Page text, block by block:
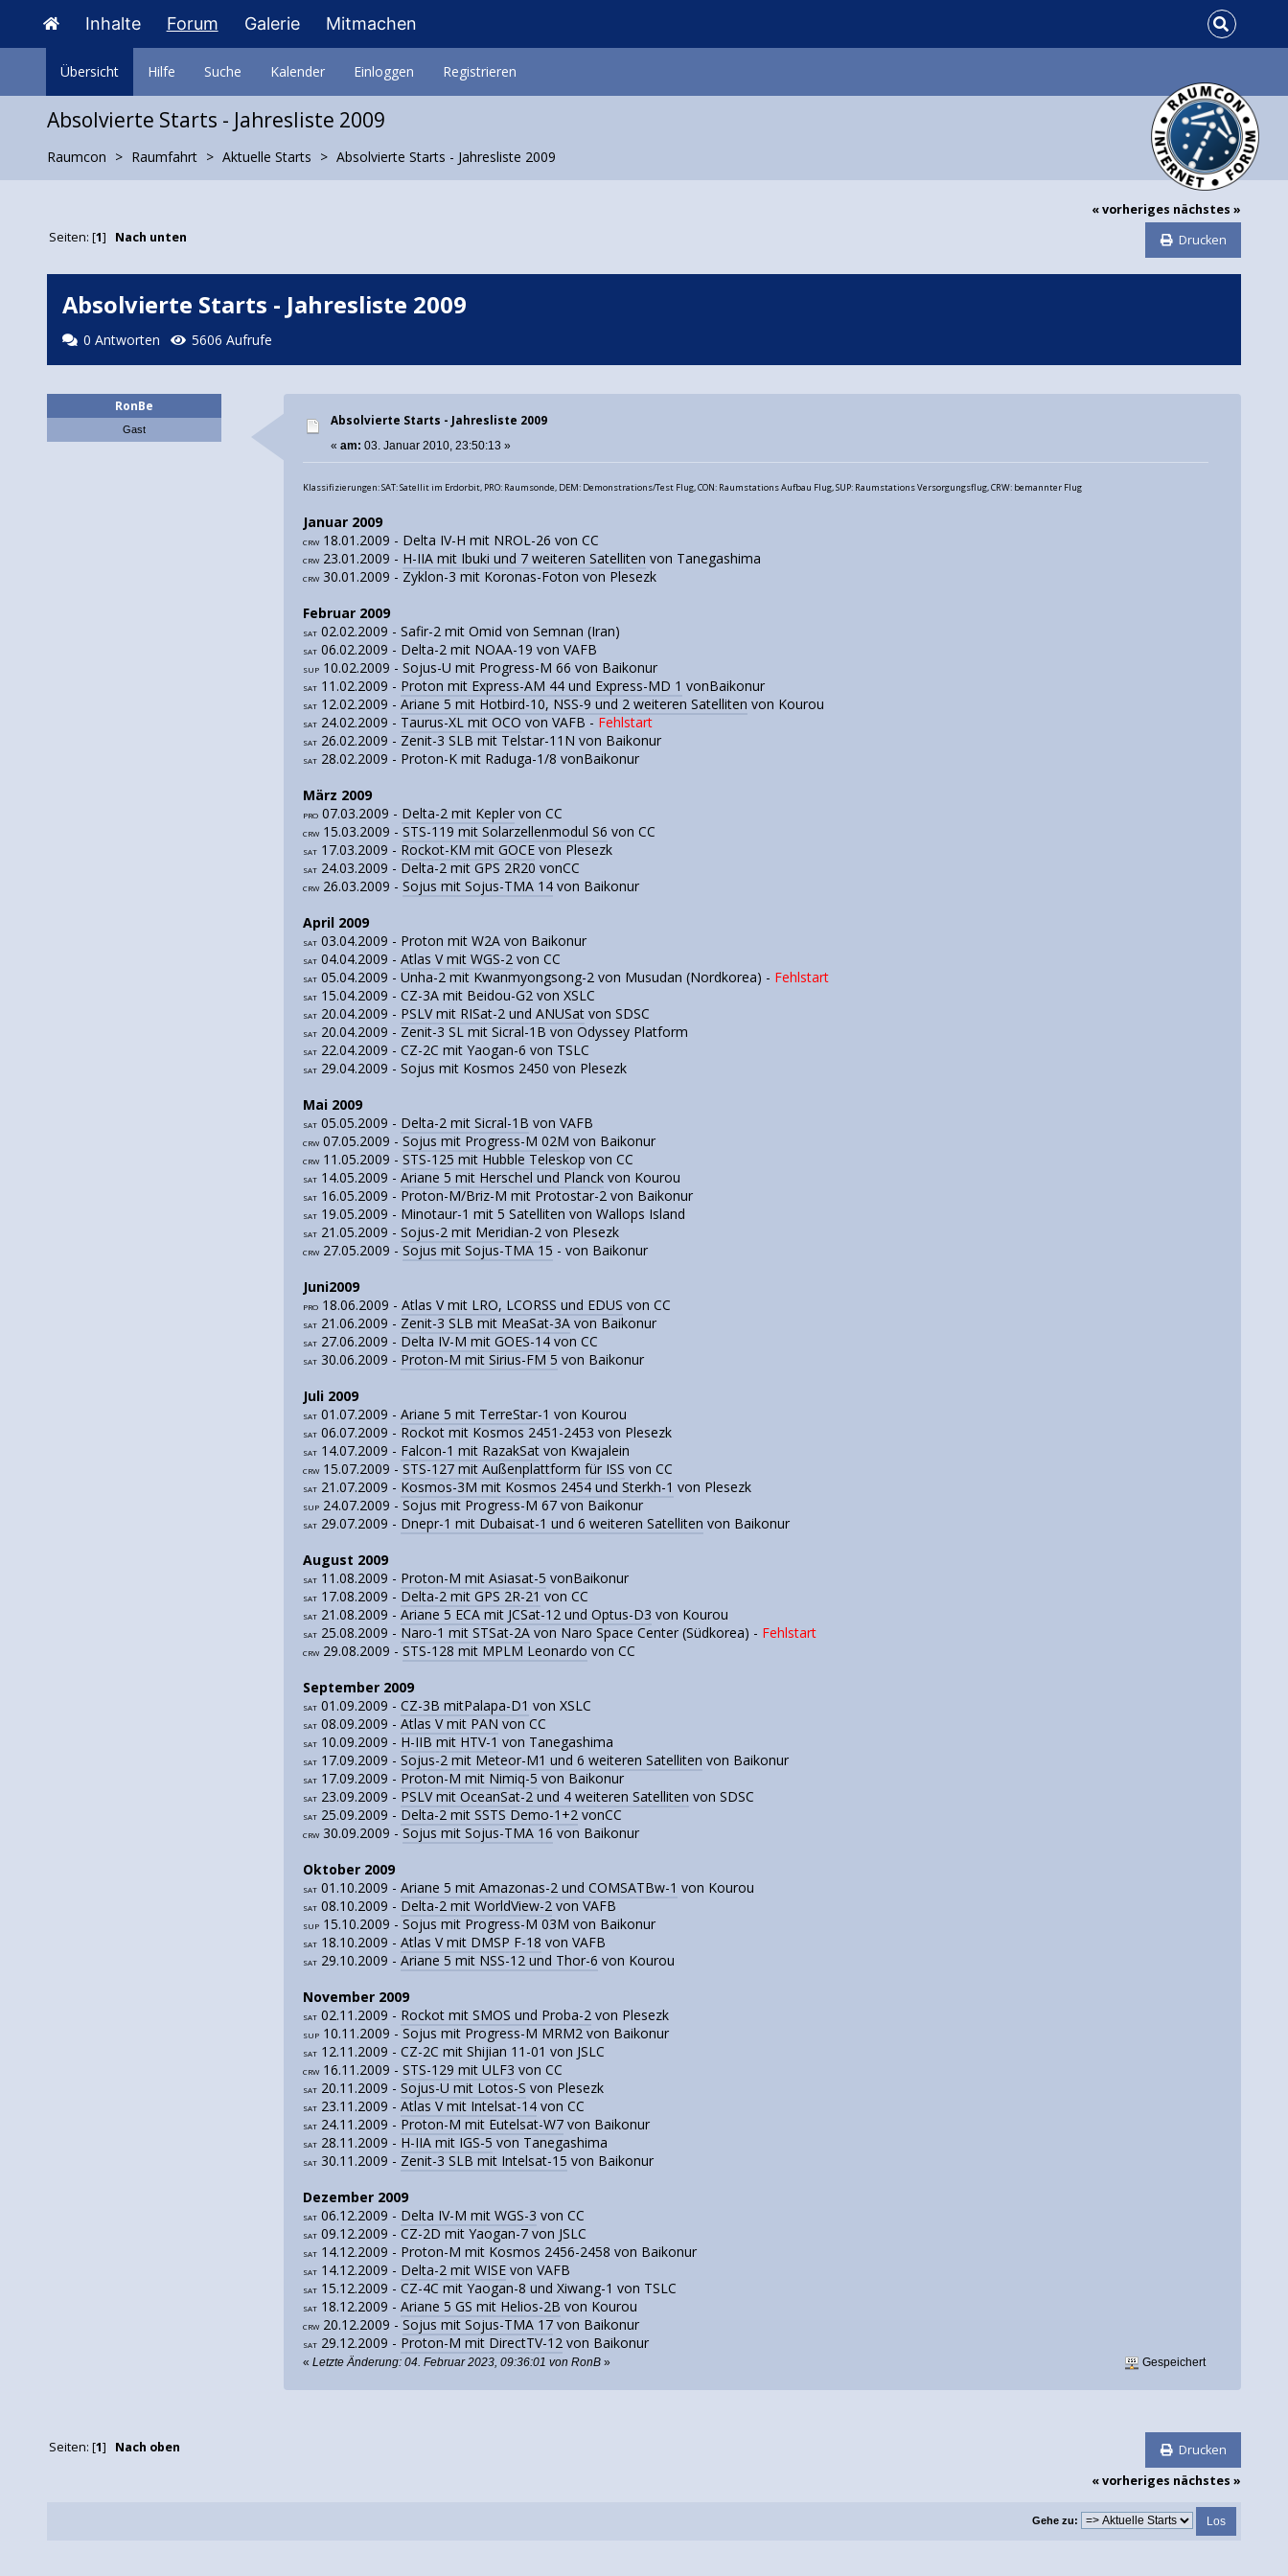
Inhalte Forum Galerie Mitmachen
Übersicht Hilfe Suche Kalender Einloggen Registrieren
Absolvierte Starts - Jahresliste 2009
Raumcon Raumfahrt Aktuelle Starts Absolvierte Starts - Jahresliste 2009
« vorheriges nächstes »
Drucken
Seiten: [1] Nach unten
Absolvierte Starts - Jahresliste 2009
0 Antworten 5606 Aufrufe
RonBe
Gast
Absolvierte Starts - Jahresliste 2009
«am: 03. Januar 2010, 23:50:13 »
Klassifizierungen: SAT: Satellit im Erdorbit, PRO: Raumsonde, DEM: Demonstrations/Test Flug, CON: Raumstations Aufbau Flug, SUP: Raumstations Versorgungsflug, CRW: bemannter Flug
Januar 2009
CRW18.01.2009 - Delta IV-H mit NROL-26 von CC
CRW23.01.2009 - H-IIA mit Ibuki und 7 weiteren Satelliten von Tanegashima
CRW30.01.2009 - Zyklon-3 mit Koronas-Foton von Plesezk
Februar 2009
SAT 02.02.2009 - Safir-2 mit Omid von Semnan (Iran)
SAT 06.02.2009 - Delta-2 mit NOAA-19 von VAFB
SUP 10.02.2009 - Sojus-U mit Progress-M 66 von Baikonur
SAT 11.02.2009 - Proton mit Express-AM 44 und Express-MD 1 vonBaikonur
SAT 12.02.2009 -Ariane 5 mit Hotbird-10, NSS-9 und 2 weiteren Satelliten von Kourou
SAT 24.02.2009 - Taurus-XL mit OCO von VAFB - Fehlstart
SAT 26.02.2009 - Zenit-3 SLB mit Telstar-11N von Baikonur
SAT 28.02.2009 - Proton-K mit Raduga-1/8 vonBaikonur
März 2009
PRO 07.03.2009 - Delta-2 mit Kepler von CC
CRW15.03.2009 -STS-119 mit Solarzellenmodul S6 von CC
SAT 17.03.2009 - Rockot-KM mit GOCE von Plesezk
SAT 24.03.2009 - Delta-2 mit GPS 2R20 vonCC
CRW26.03.2009 -Sojus mit Sojus-TMA 14 von Baikonur
April 2009
SAT 03.04.2009 - Proton mit W2A von Baikonur
SAT 04.04.2009 -Atlas V mit WGS-2 von CC
SAT 05.04.2009 - Unha-2 mit Kwanmyongsong-2 von Musudan (Nordkorea) - Fehlstart
SAT 15.04.2009 - CZ-3A mit Beidou-G2 von XSLC
SAT 20.04.2009 - PSLV mit RISat-2 und ANUSat von SDSC
SAT 20.04.2009 - Zenit-3 SL mit Sicral-1B von Odyssey Platform
SAT 22.04.2009 - CZ-2C mit Yaogan-6 von TSLC
SAT 29.04.2009 - Sojus mit Kosmos 2450 von Plesezk
Mai 2009
SAT 05.05.2009 - Delta-2 mit Sicral-1B von VAFB
CRW07.05.2009 -Sojus mit Progress-M 02M von Baikonur
CRW11.05.2009 -STS-125 mit Hubble Teleskop von CC
SAT 14.05.2009 -Ariane 5 mit Herschel und Planck von Kourou
SAT 16.05.2009 - Proton-M/Briz-M mit Protostar-2 von Baikonur
SAT 19.05.2009 - Minotaur-1 mit 5 Satelliten von Wallops Island
SAT 21.05.2009 -Sojus-2 mit Meridian-2 von Plesezk
CRW27.05.2009 -Sojus mit Sojus-TMA 15 - von Baikonur
Juni2009
PRO 18.06.2009 -Atlas V mit LRO, LCORSS und EDUS von CC
SAT 21.06.2009 - Zenit-3 SLB mit MeaSat-3A von Baikonur
SAT 27.06.2009 - Delta IV-M mit GOES-14 von CC
SAT 30.06.2009 - Proton-M mit Sirius-FM 5 von Baikonur
Juli 2009
SAT 01.07.2009 -Ariane 5 mit TerreStar-1 von Kourou
SAT 06.07.2009 - Rockot mit Kosmos 2451-2453 von Plesezk
SAT 14.07.2009 - Falcon-1 mit RazakSat von Kwajalein
CRW15.07.2009 -STS-127 mit Außenplattform für ISS von CC
SAT 21.07.2009 - Kosmos-3M mit Kosmos 2454 und Sterkh-1 von Plesezk
SUP 24.07.2009 - Sojus mit Progress-M 67 von Baikonur
SAT 29.07.2009 - Dnepr-1 mit Dubaisat-1 und 6 weiteren Satelliten von Baikonur
August 2009
SAT 11.08.2009 - Proton-M mit Asiasat-5 vonBaikonur
SAT 17.08.2009 - Delta-2 mit GPS 2R-21 von CC
SAT 21.08.2009 -Ariane 5 ECA mit JCSat-12 und Optus-D3 von Kourou
SAT 25.08.2009 - Naro-1 mit STSat-2A von Naro Space Center (Südkorea) - Fehlstart
CRW29.08.2009 -STS-128 mit MPLM Leonardo von CC
September 2009
SAT 01.09.2009 -CZ-3B mitPalapa-D1 von XSLC
SAT 08.09.2009 -Atlas V mit PAN von CC
SAT 10.09.2009 - H-IIB mit HTV-1 von Tanegashima
SAT 17.09.2009 -Sojus-2 mit Meteor-M1 und 6 weiteren Satelliten von Baikonur
SAT 17.09.2009 - Proton-M mit Nimiq-5 von Baikonur
SAT 23.09.2009 - PSLV mit OceanSat-2 und 4 weiteren Satelliten von SDSC
SAT 25.09.2009 - Delta-2 mit SSTS Demo-1+2 vonCC
CRW30.09.2009 -Sojus mit Sojus-TMA 16 von Baikonur
Oktober 2009
SAT 01.10.2009 -Ariane 5 mit Amazonas-2 und COMSATBw-1 von Kourou
SAT 08.10.2009 - Delta-2 mit WorldView-2 von VAFB
SUP 15.10.2009 - Sojus mit Progress-M 03M von Baikonur
SAT 18.10.2009 -Atlas V mit DMSP F-18 von VAFB
SAT 29.10.2009 -Ariane 5 mit NSS-12 und Thor-6 von Kourou
November 2009
SAT 02.11.2009 - Rockot mit SMOS und Proba-2 von Plesezk
SUP 10.11.2009 - Sojus mit Progress-M MRM2 von Baikonur
SAT 12.11.2009 - CZ-2C mit Shijian 11-01 von JSLC
CRW16.11.2009 -STS-129 mit ULF3 von CC
SAT 20.11.2009 -Sojus-U mit Lotos-S von Plesezk
SAT 23.11.2009 -Atlas V mit Intelsat-14 von CC
SAT 24.11.2009 - Proton-M mit Eutelsat-W7 von Baikonur
SAT 28.11.2009 - H-IIA mit IGS-5 von Tanegashima
SAT 30.11.2009 - Zenit-3 SLB mit Intelsat-15 von Baikonur
Dezember 2009
SAT 06.12.2009 - Delta IV-M mit WGS-3 von CC
SAT 09.12.2009 - CZ-2D mit Yaogan-7 von JSLC
SAT 14.12.2009 - Proton-M mit Kosmos 2456-2458 von Baikonur
SAT 14.12.2009 - Delta-2 mit WISE von VAFB
SAT 15.12.2009 - CZ-4C mit Yaogan-8 und Xiwang-1 von TSLC
SAT 18.12.2009 -Ariane 5 GS mit Helios-2B von Kourou
CRW20.12.2009 -Sojus mit Sojus-TMA 17 von Baikonur
SAT 29.12.2009 - Proton-M mit DirectTV-12 von Baikonur
«Letzte Änderung: 04. Februar 2023, 09:36:01 von RonB » Gespeichert
Drucken
Seiten: [1] Nach oben
« vorheriges nächstes »
Gehe zu: